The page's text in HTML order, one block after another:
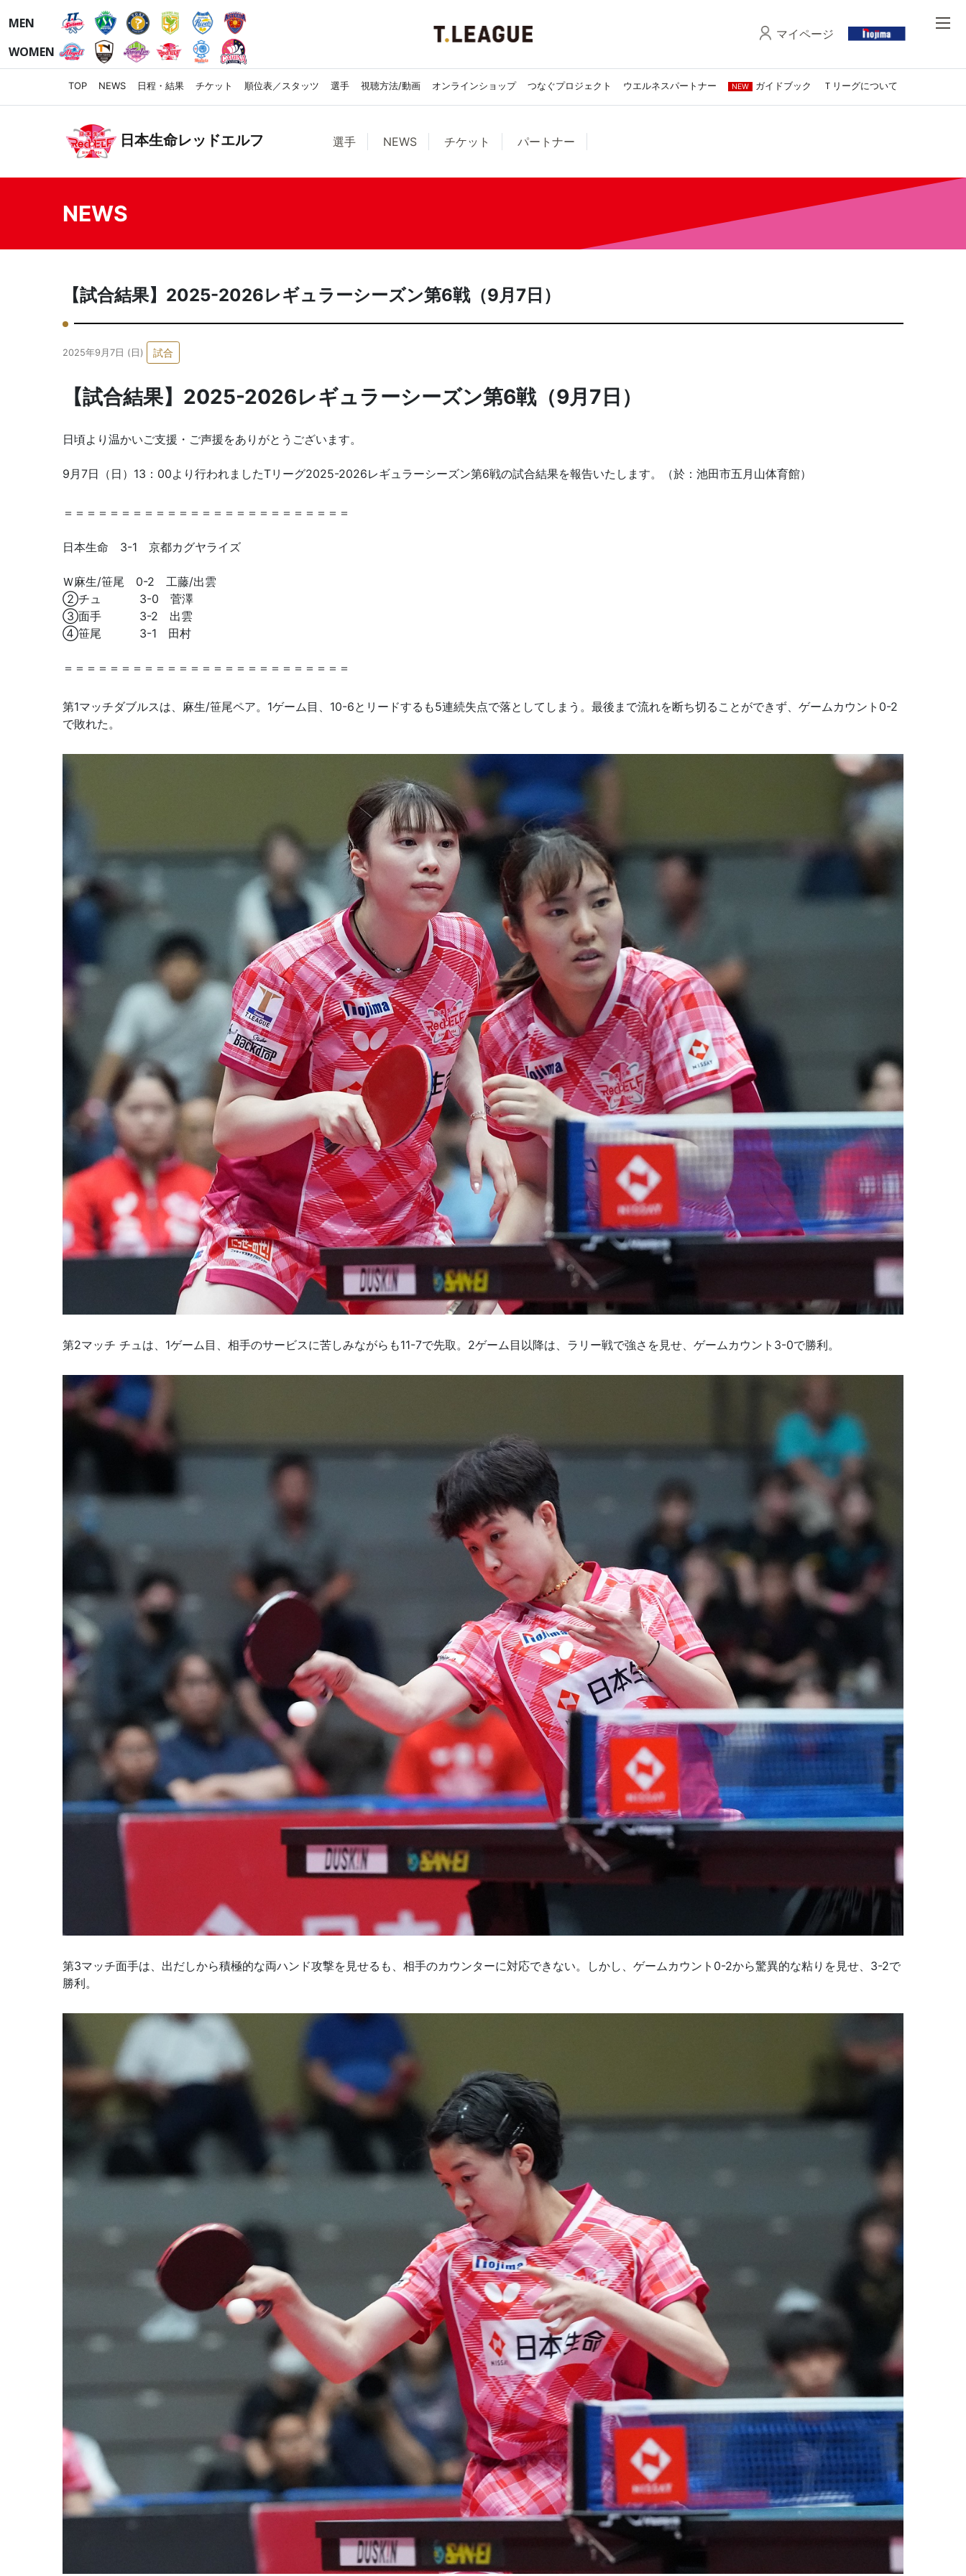
MEN
WOMEN
マイページ
TOP NEWS 日程・結果 チケット 順位表／スタッツ 選手 視聴方法/動画 オンラインショップ つなぐプロジェクト ウエルネスパートナー NEW ガイドブック Ｔリーグについて
日本生命レッドエルフ 選手 NEWS チケット パートナー
NEWS
【試合結果】2025-2026レギュラーシーズン第6戦（9月7日）
2025年9月7日 (日) 試合
【試合結果】2025-2026レギュラーシーズン第6戦（9月7日）
日頃より温かいご支援・ご声援をありがとうございます。
9月7日（日）13：00より行われましたTリーグ2025-2026レギュラーシーズン第6戦の試合結果を報告いたします。（於：池田市五月山体育館）
＝＝＝＝＝＝＝＝＝＝＝＝＝＝＝＝＝＝＝＝＝＝＝＝＝
日本生命 3-1 京都カグヤライズ
Ｗ麻生/笹尾 0-2 工藤/出雲
②チュ 3-0 菅澤
③面手 3-2 出雲
④笹尾 3-1 田村
＝＝＝＝＝＝＝＝＝＝＝＝＝＝＝＝＝＝＝＝＝＝＝＝＝
第1マッチダブルスは、麻生/笹尾ペア。1ゲーム目、10-6とリードするも5連続失点で落としてしまう。最後まで流れを断ち切ることができず、ゲームカウント0-2
で敗れた。
第2マッチ チュは、1ゲーム目、相手のサービスに苦しみながらも11-7で先取。2ゲーム目以降は、ラリー戦で強さを見せ、ゲームカウント3-0で勝利。
第3マッチ面手は、出だしから積極的な両ハンド攻撃を見せるも、相手のカウンターに対応できない。しかし、ゲームカウント0-2から驚異的な粘りを見せ、3-2で
勝利。